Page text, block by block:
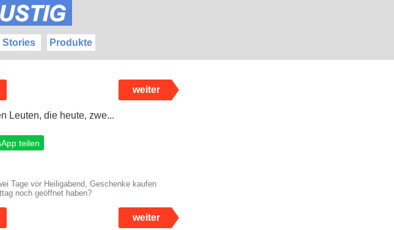
Stories Produkte
weiter
teilen
Tage vor Heiligabend, Geschenke kaufen
noch geöffnet haben?
weiter